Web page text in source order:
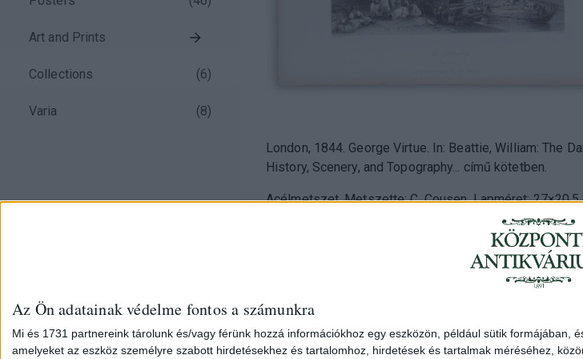
Az Ön adatainak védelme fontos a számunkra
Mi és 1731 partnereink tárolunk és/vagy férünk hozzá információkhoz egy eszközön, például sütik
amelyeket az eszköz személyre szabott hirdetésekhez és tartalomhoz, hirdetések és tartalmak méréséhez,
Art and Prints
Collections (6)
Varia (8)
London, 1844. George Virtue. In: Beattie, William: The
History, Scenery, and Topography... című kötetben.
Acélmetszet. Metszette: C. Cousen. Lapméret: 27×20,5